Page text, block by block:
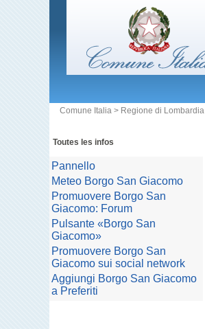
Comune Italia > Regione di Lombardia
Toutes les infos
Pannello
Meteo Borgo San Giacomo
Promuovere Borgo San
Giacomo: Forum
Pulsante «Borgo San
Giacomo»
Promuovere Borgo San
Giacomo sui social network
Aggiungi Borgo San Giacomo
a Preferiti